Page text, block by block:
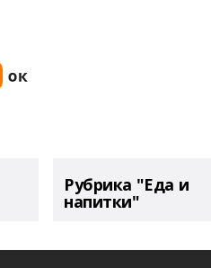
Рубрика "Еда и
напитки"